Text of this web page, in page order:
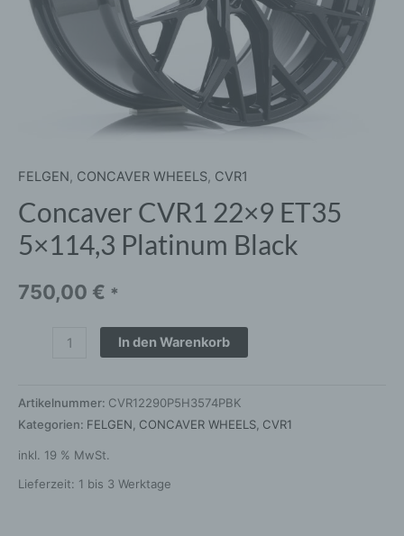
FELGEN, CONCAVER WHEELS, CVR1
Concaver CVR1 22×9 ET35
5×114,3 Platinum Black
750,00 € *
In den Warenkorb
Artikelnummer: CVR12290P5H3574PBK
Kategorien: FELGEN CONCAVER WHEELS CVR1
inkl. 19 % MwSt.
Lieferzeit: 1 bis 3 Werktage